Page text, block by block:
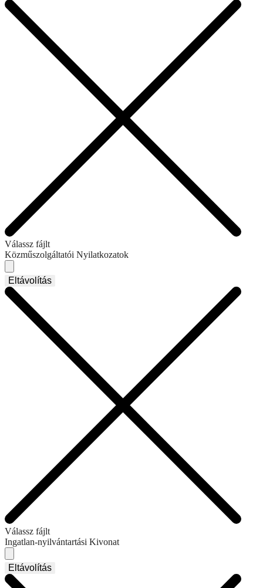
Válassz fájlt
Közműszolgáltatói Nyilatkozatok
Eltávolítás
Válassz fájlt
Ingatlan-nyilvántartási Kivonat
Eltávolítás